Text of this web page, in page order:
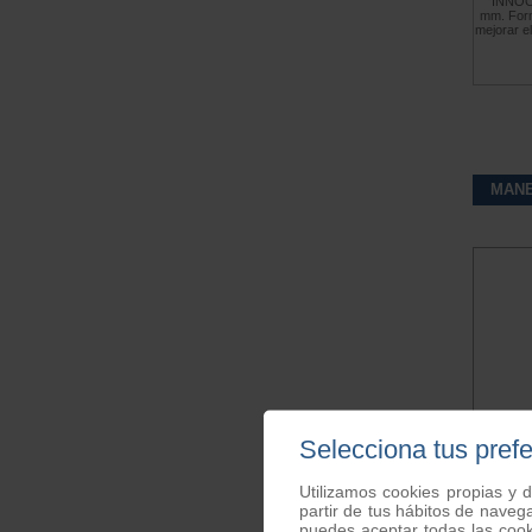
mm.
mejorar
Selecciona tus
Utilizamos cookies propias y
partir de tus hábitos de